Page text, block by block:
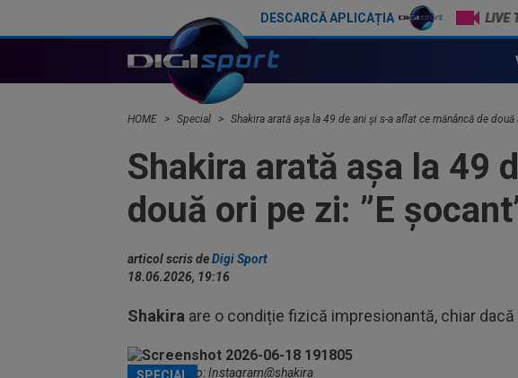
DESCARCĂ APLICAȚIA LIVE
HOME Special Shakira arată așa la 49 de ani și s-a aflat ce mănâncă de două
Shakira arată așa la 49
două ori pe zi: ”E
articol scris deDigi Sport
18.06.2026, 19:16
Shakira are o condiție fizică impresionantă, chiar dacă
Shakira / Foto: Instagram@shakira